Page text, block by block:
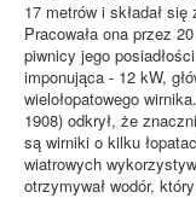
17 metrów i składał
Pracowała ona przez
piwnicy jego
imponująca - 12 kW,
wielołopatowego
1908) odkrył, że
są wirniki o kilku
wiatrowych
otrzymywał wodór,